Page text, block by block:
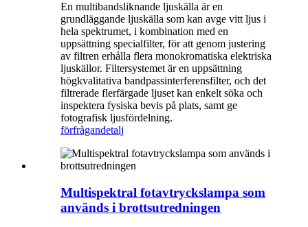
En multibandsliknande ljuskälla är en
grundläggande ljuskälla som kan avge vitt ljus i
hela spektrumet, i kombination med en
uppsättning specialfilter, för att genom justering
av filtren erhålla flera monokromatiska elektriska
ljuskällor. Filtersystemet är en uppsättning
högkvalitativa bandpassinterferensfilter, och det
filtrerade flerfärgade ljuset kan enkelt söka och
inspektera fysiska bevis på plats, samt ge
fotografisk ljusfördelning.
förfrågandetalj
Multispektral fotavtryckslampa som
används i brottsutredningen